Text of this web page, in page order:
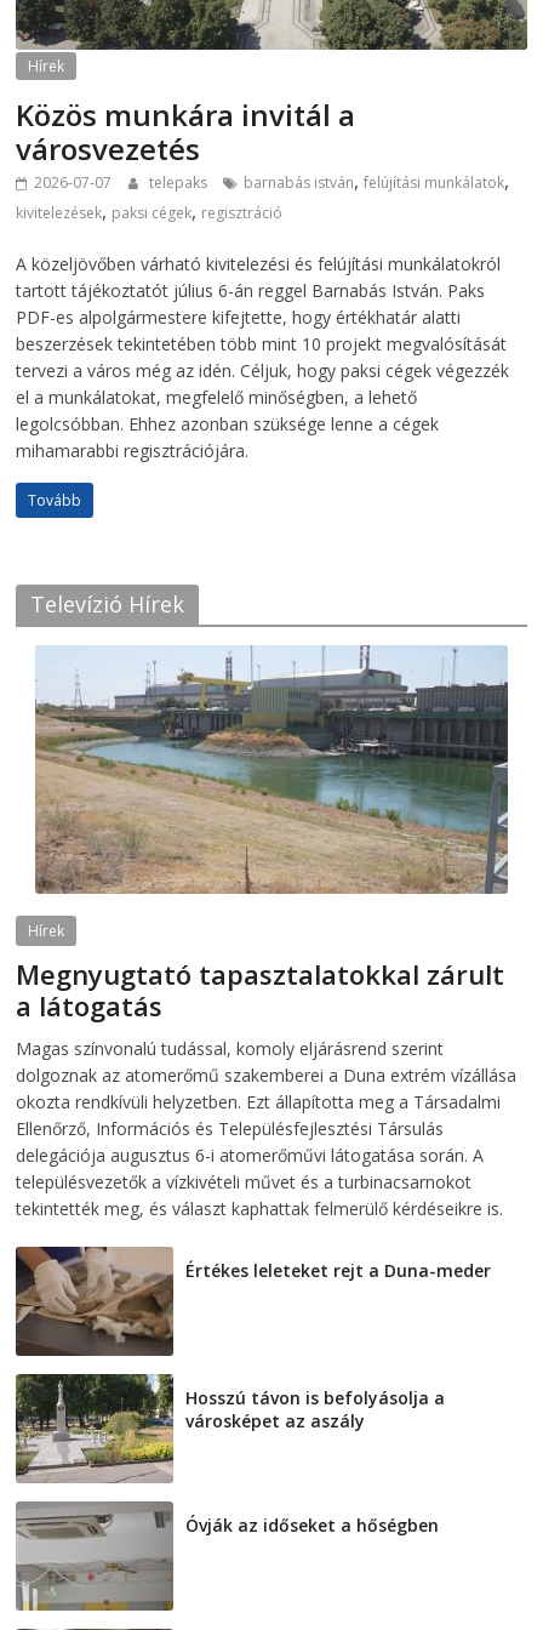
Hírek
Közös munkára invitál a
városvezetés
2026-07-07 telepaks barnabás istván,felújítási munkálatok,
kivitelezések, paksi cégek, regisztráció
A közeljövőben várható kivitelezési és felújítási munkálatokról
tartott tájékoztatót július 6-án reggel Barnabás István. Paks
PDF-es alpolgármestere kifejtette, hogy értékhatár alatti
beszerzések tekintetében több mint 10 projekt megvalósítását
tervezi a város még az idén. Céljuk, hogy paksi cégek végezzék
el a munkálatokat, megfelelő minőségben, a lehető
legolcsóbban. Ehhez azonban szüksége lenne a cégek
mihamarabbi regisztrációjára.
Tovább
Televízió Hírek
Hírek
Megnyugtató tapasztalatokkal zárult
a látogatás
Magas színvonalú tudással, komoly eljárásrend szerint
dolgoznak az atomerőmű szakemberei a Duna extrém vízállása
okozta rendkívüli helyzetben. Ezt állapította meg a Társadalmi
Ellenőrző, Információs és Településfejlesztési Társulás
delegációja augusztus 6-i atomerőművi látogatása során. A
településvezetők a vízkivételi művet és a turbinacsarnokot
tekintették meg, és választ kaphattak felmerülő kérdéseikre is.
Értékes leleteket rejt a Duna-meder
Hosszú távon is befolyásolja a
városképet az aszály
Óvják az időseket a hőségben